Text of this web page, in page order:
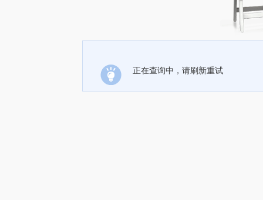
正在查询中，请刷新重试